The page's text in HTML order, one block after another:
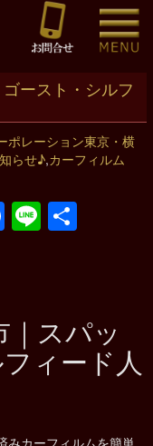
ースト・シルフ
ポレーション東京・横
らせ♪,カーフィルム
Facebook
Line共
｜スパッ
ィード人
みカーフィルムを簡単